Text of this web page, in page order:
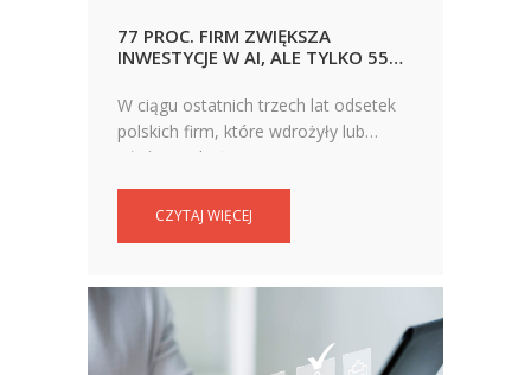
77 PROC. FIRM ZWIĘKSZA
INWESTYCJE W AI, ALE TYLKO 55
JEJ WYKORZYSTANIA
W ciągu ostatnich trzech lat odsetek
polskich firm, które wdrożyły lub
właśnie wdrażają rozwiązania
sztucznej inteligencji wzrósł z 62 proc.
do 77 proc. Czy to oznacza, że
CZYTAJ WIĘCEJ